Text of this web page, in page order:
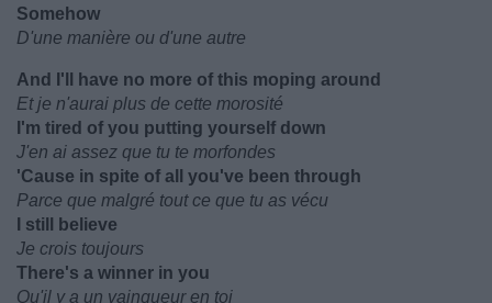
Somehow
D'une manière ou d'une autre
And I'll have no more of this moping around
Et je n'aurai plus de cette morosité
I'm tired of you putting yourself down
J'en ai assez que tu te morfondes
'Cause in spite of all you've been through
Parce que malgré tout ce que tu as vécu
I still believe
Je crois toujours
There's a winner in you
Qu'il y a un vainqueur en toi